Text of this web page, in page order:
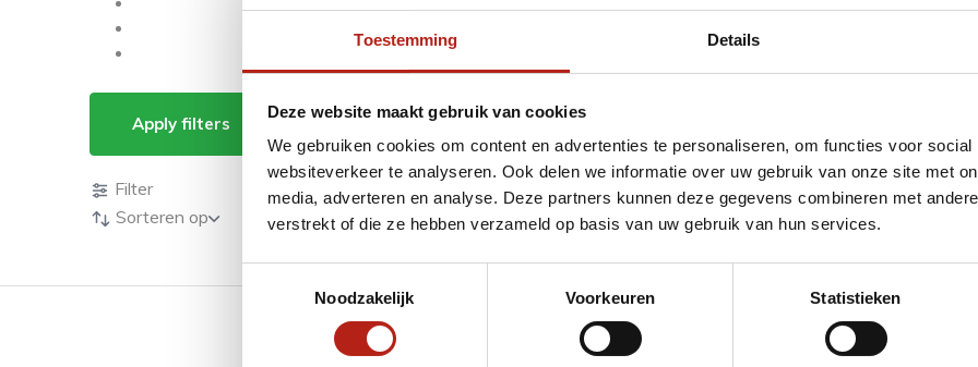
Toestemming Details
Deze website maakt gebruik van cookies
We gebruiken cookies om content en advertenties te personaliseren, om functies voor
websiteverkeer te analyseren. Ook delen we informatie over uw gebruik van onze site met
media, adverteren en analyse. Deze partners kunnen deze gegevens combineren met
verstrekt of die ze hebben verzameld op basis van uw gebruik van hun services.
Noodzakelijk
Voorkeuren Statistieken
Apply filters Producten getagd met Adidas Judopak J690 Quest
Producten
Filter
Sorteren op
GRATIS verzending v.a €75 Eenvoudig ruilen of retour